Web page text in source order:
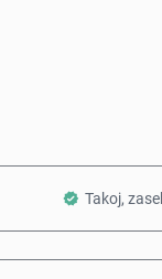
Takoj,